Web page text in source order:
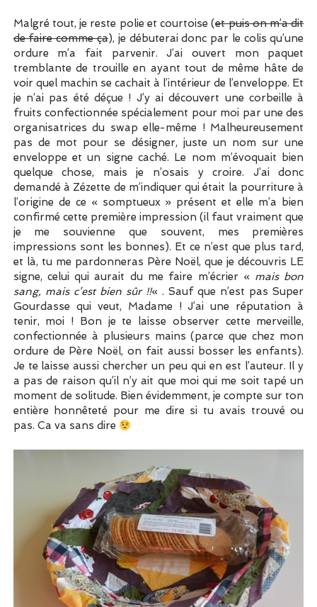
Malgré tout, je reste polie et courtoise (et puis on m’a dit
de faire comme ça), je débuterai donc par le colis qu’une
ordure m’a fait parvenir. J’ai ouvert mon paquet
tremblante de trouille en ayant tout de même hâte de
voir quel machin se cachait à l’intérieur de l’enveloppe. Et
je n’ai pas été déçue ! J’y ai découvert une corbeille à
fruits confectionnée spécialement pour moi par une des
organisatrices du swap elle-même ! Malheureusement
pas de mot pour se désigner, juste un nom sur une
enveloppe et un signe caché. Le nom m’évoquait bien
quelque chose, mais je n’osais y croire. J’ai donc
demandé à Zézette de m’indiquer qui était la pourriture à
l’origine de ce « somptueux » présent et elle m’a bien
confirmé cette première impression (il faut vraiment que
je me souvienne que souvent, mes premières
impressions sont les bonnes). Et ce n’est que plus tard,
et là, tu me pardonneras Père Noël, que je découvris LE
signe, celui qui aurait du me faire m’écrier « mais bon
sang, mais c’est bien sûr !!« . Sauf que n’est pas Super
Gourdasse qui veut, Madame ! J’ai une réputation à
tenir, moi ! Bon je te laisse observer cette merveille,
confectionnée à plusieurs mains (parce que chez mon
ordure de Père Noël, on fait aussi bosser les enfants).
Je te laisse aussi chercher un peu qui en est l’auteur. Il y
a pas de raison qu’il n’y ait que moi qui me soit tapé un
moment de solitude. Bien évidemment, je compte sur ton
entière honnêteté pour me dire si tu avais trouvé ou
pas. Ca va sans dire